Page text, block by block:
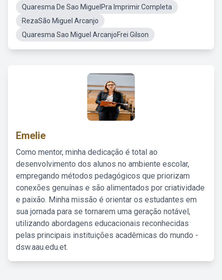
Quaresma De Sao MiguelPra Imprimir Completa
RezaSão Miguel Arcanjo
Quaresma Sao Miguel ArcanjoFrei Gilson
Emelie
Como mentor, minha dedicação é total ao
desenvolvimento dos alunos no ambiente escolar,
empregando métodos pedagógicos que priorizam
conexões genuínas e são alimentados por criatividade
e paixão. Minha missão é orientar os estudantes em
sua jornada para se tornarem uma geração notável,
utilizando abordagens educacionais reconhecidas
pelas principais instituições acadêmicas do mundo -
dsw.aau.edu.et.